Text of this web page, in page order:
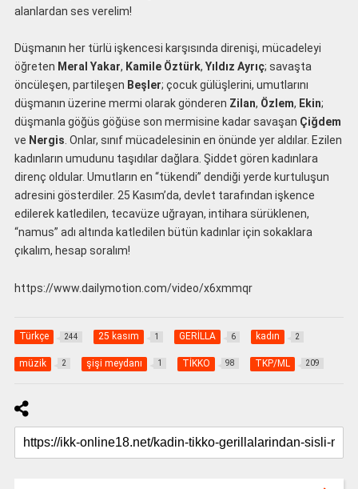
alanlardan ses verelim!
Düşmanın her türlü işkencesi karşısında direnişi, mücadeleyi
öğreten Meral Yakar, Kamile Öztürk, Yıldız Ayrıç; savaşta
öncüleşen, partileşen Beşler; çocuk gülüşlerini, umutlarını
düşmanın üzerine mermi olarak gönderen Zilan, Özlem, Ekin;
düşmanla göğüs göğüse son mermisine kadar savaşan Çiğdem
ve Nergis. Onlar, sınıf mücadelesinin en önünde yer aldılar. Ezilen
kadınların umudunu taşıdılar dağlara. Şiddet gören kadınlara
direnç oldular. Umutların en “tükendi” dendiği yerde kurtuluşun
adresini gösterdiler. 25 Kasım’da, devlet tarafından işkence
edilerek katledilen, tecavüze uğrayan, intihara sürüklenen,
“namus” adı altında katledilen bütün kadınlar için sokaklara
çıkalım, hesap soralım!
https://www.dailymotion.com/video/x6xmmqr
Türkçe 244 25 kasım 1 GERİLLA 6 kadın 2
müzik 2 şişi meydanı 1 TİKKO 98 TKP/ML 209